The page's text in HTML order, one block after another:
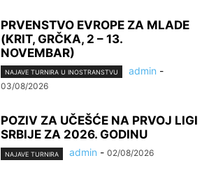
PRVENSTVO EVROPE ZA MLADE
(KRIT, GRČKA, 2 – 13.
NOVEMBAR)
NAJAVE TURNIRA U INOSTRANSTVU admin -
03/08/2026
POZIV ZA UČEŠĆE NA PRVOJ LIGI
SRBIJE ZA 2026. GODINU
NAJAVE TURNIRA admin - 02/08/2026